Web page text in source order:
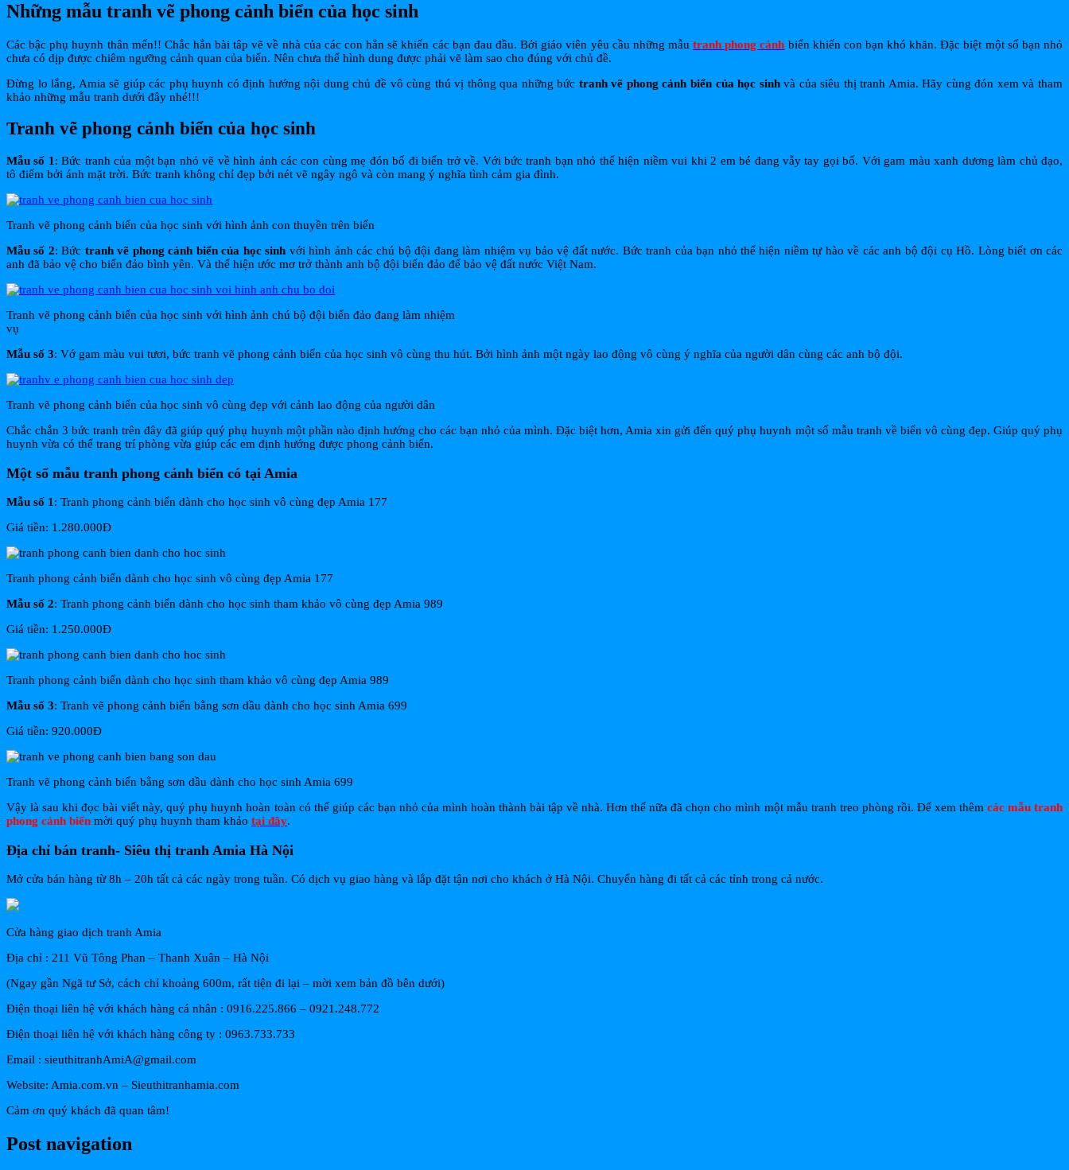
Những mẫu tranh vẽ phong cảnh biển của học sinh
Các bậc phụ huynh thân mến!! Chắc hẳn bài tâp vẽ về nhà của các con hẳn sẽ khiến các bạn đau đầu. Bởi giáo viên yêu cầu những mẫutranh phong cảnh biển khiến con bạn khó khăn. Đặc biệt một số bạn nhỏ
chưa có dịp được chiêm ngưỡng cảnh quan của biển. Nên chưa thể hình dung được phải vẽ làm sao cho đúng với chủ đề.
Đừng lo lắng, Amia sẽ giúp các phụ huynh có định hướng nội dung chủ đề vô cùng thú vị thông qua những bức tranh vẽ phong cảnh biển của học sinhvà của siêu thị tranh Amia. Hãy cùng đón xem và tham
khảo những mẫu tranh dưới đây nhé!!!
Tranh vẽ phong cảnh biển của học sinh
Mẫu số 1 : Bức tranh của một bạn nhỏ vẽ về hình ảnh các con cùng mẹ đón bố đi biển trở về. Với bức tranh bạn nhỏ thể hiện niềm vui khi 2 em bé đang vẫy tay gọi bố. Với gam màu xanh dương làm chủ đạo,
tô điểm bởi ánh mặt trời. Bức tranh không chỉ đẹp bởi nét vẽ ngây ngô và còn mang ý nghĩa tình cảm gia đình.
Tranh vẽ phong cảnh biển của học sinh với hình ảnh con thuyền trên biển
Mẫu số 2: Bức tranh vẽ phong cảnh biển của học sinh với hình ảnh các chú bộ đội đang làm nhiệm vụ bảo vệ đất nước. Bức tranh của bạn nhỏ thể hiện niềm tự hào về các anh bộ đội cụ Hồ. Lòng biết ơn các
anh đã bảo vệ cho biển đảo bình yên. Và thể hiện ước mơ trở thành anh bộ đội biển đảo để bảo vệ đất nước Việt Nam.
Tranh vẽ phong cảnh biển của học sinh với hình ảnh chú bộ đội biển đảo đang làm nhiệm
vụ
Mẫu số 3: Vớ gam màu vui tươi, bức tranh vẽ phong cảnh biển của học sinh vô cùng thu hút. Bởi hình ảnh một ngày lao động vô cùng ý nghĩa của người dân cùng các anh bộ đội.
Tranh vẽ phong cảnh biển của học sinh vô cùng đẹp với cảnh lao động của người dân
Chắc chắn 3 bức tranh trên đây đã giúp quý phụ huynh một phần nào định hướng cho các bạn nhỏ của mình. Đặc biệt hơn, Amia xin gửi đến quý phụ huynh một số mẫu tranh về biển vô cùng đẹp. Giúp quý phụ
huynh vừa có thể trang trí phòng vừa giúp các em định hướng được phong cảnh biển.
Một số mẫu tranh phong cảnh biển có tại Amia
Mẫu số 1: Tranh phong cảnh biển dành cho học sinh vô cùng đẹp Amia 177
Giá tiền: 1.280.000Đ
Tranh phong cảnh biển dành cho học sinh vô cùng đẹp Amia 177
Mẫu số 2: Tranh phong cảnh biển dành cho học sinh tham khảo vô cùng đẹp Amia 989
Giá tiền: 1.250.000Đ
Tranh phong cảnh biển dành cho học sinh tham khảo vô cùng đẹp Amia 989
Mẫu số 3: Tranh vẽ phong cảnh biển bằng sơn dầu dành cho học sinh Amia 699
Giá tiền: 920.000Đ
Tranh vẽ phong cảnh biển bằng sơn dầu dành cho học sinh Amia 699
Vậy là sau khi đọc bài viết này, quý phụ huynh hoàn toàn có thể giúp các bạn nhỏ của mình hoàn thành bài tập về nhà. Hơn thế nữa đã chọn cho mình một mẫu tranh treo phòng rồi. Để xem thêm các mẫu tranh
phong cảnh biển mời quý phụ huynh tham khảo tại đây.
Địa chỉ bán tranh- Siêu thị tranh Amia Hà Nội
Mở cửa bán hàng từ 8h – 20h tất cả các ngày trong tuần. Có dịch vụ giao hàng và lắp đặt tận nơi cho khách ở Hà Nội. Chuyển hàng đi tất cả các tỉnh trong cả nước.
Cửa hàng giao dịch tranh Amia
Địa chỉ : 211 Vũ Tông Phan – Thanh Xuân – Hà Nội
(Ngay gần Ngã tư Sở, cách chỉ khoảng 600m, rất tiện đi lại – mời xem bản đồ bên dưới)
Điện thoại liên hệ với khách hàng cá nhân : 0916.225.866 – 0921.248.772
Điện thoại liên hệ với khách hàng công ty : 0963.733.733
Email : sieuthitranhAmiA@gmail.com
Website: Amia.com.vn – Sieuthitranhamia.com
Cảm ơn quý khách đã quan tâm!
Post navigation